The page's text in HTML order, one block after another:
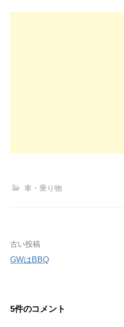
車・乗り物
投
稿
ビ
古い投稿
GWはBBQ
5件のコメント